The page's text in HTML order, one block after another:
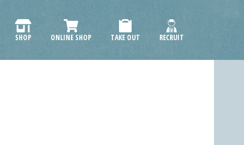
SHOP ONLINE SHOP TAKE OUT RECRUIT